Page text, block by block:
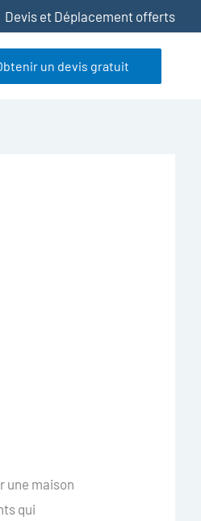
Devis et Déplacement offerts
un devis gratuit
une maison
qui